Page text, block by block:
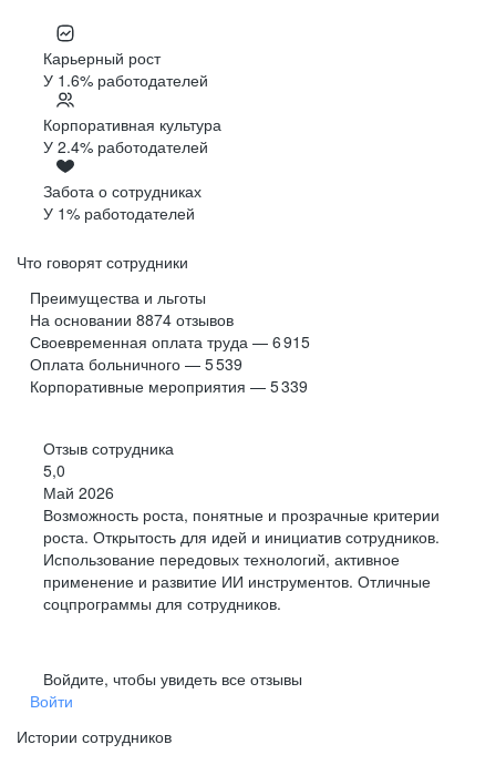
Карьерный рост
У 1.6% работодателей
Корпоративная культура
У 2.4% работодателей
Забота о сотрудниках
У 1% работодателей
Что говорят сотрудники
Преимущества и льготы
На основании 8874 отзывов
Своевременная оплата труда — 6 915
Оплата больничного — 5 539
Корпоративные мероприятия — 5 339
Отзыв сотрудника
5,0
Май 2026
Возможность роста, понятные и прозрачные критерии
роста. Открытость для идей и инициатив сотрудников.
Использование передовых технологий, активное
применение и развитие ИИ инструментов. Отличные
соцпрограммы для сотрудников.
Войдите, чтобы увидеть все отзывы
Войти
Истории сотрудников